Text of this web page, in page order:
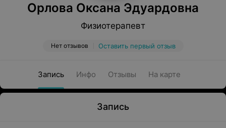
Орлова Оксана Эдуардовна
Физиотерапевт
Нет отзывов Оставить первый отзыв
Запись Инфо Отзывы На карте
Запись